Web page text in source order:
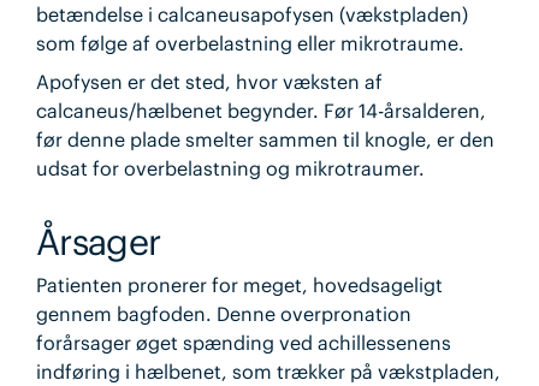
betændelse i calcaneusapofysen (vækstpladen)
som følge af overbelastning eller mikrotraume.
Apofysen er det sted, hvor væksten af
calcaneus/hælbenet begynder. Før 14-årsalderen,
før denne plade smelter sammen til knogle, er den
udsat for overbelastning og mikrotraumer.
Årsager
Patienten pronerer for meget, hovedsageligt
gennem bagfoden. Denne overpronation
forårsager øget spænding ved achillessenens
indføring i hælbenet, som trækker på vækstpladen,